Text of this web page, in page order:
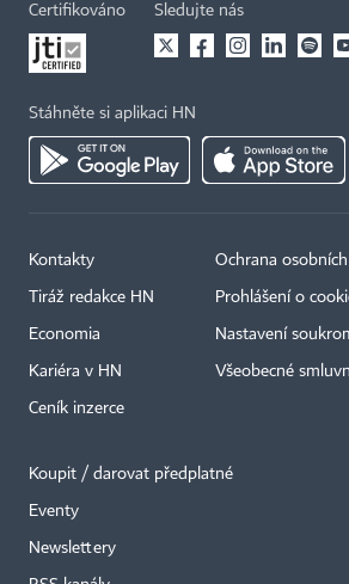
Certifikováno Sledujte nás
Stáhněte si aplikaci HN
Kontakty
Tiráž redakce HN
Economia
Kariéra v HN
Ceník inzerce
Ochrana
Prohlášení o
Nastavení
Všeobecné
Koupit / darovat předplatné
Eventy
Newslettery